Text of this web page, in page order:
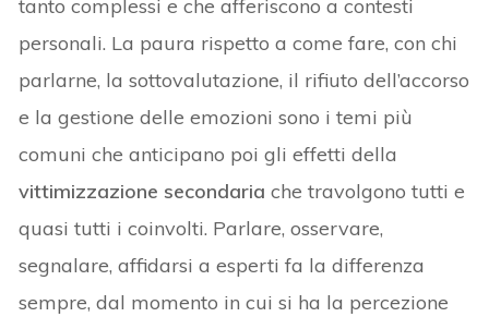
tanto complessi e che afferiscono a contesti
personali. La paura rispetto a come fare, con chi
parlarne, la sottovalutazione, il rifiuto dell’accorso
e la gestione delle emozioni sono i temi più
comuni che anticipano poi gli effetti della
vittimizzazione secondariache travolgono tutti e
quasi tutti i coinvolti. Parlare, osservare,
segnalare, affidarsi a esperti fa la differenza
sempre, dal momento in cui si ha la percezione